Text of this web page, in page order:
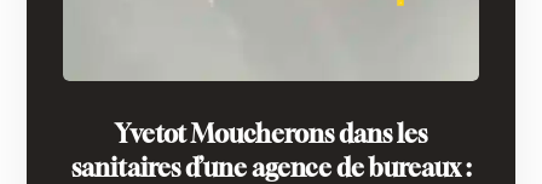
Yvetot Moucherons dans les
sanitaires d’une agence de bureaux :